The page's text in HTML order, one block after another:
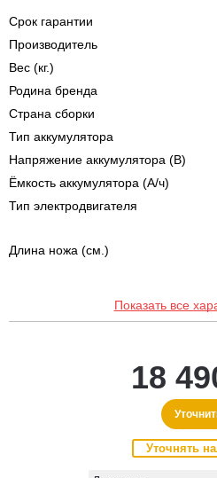
Срок гарантии
Производитель
Вес (кг.)
Родина бренда
Страна сборки
Тип аккумулятора
Напряжение аккумулятора (В)
Ёмкость аккумулятора (А/ч)
Тип электродвигателя
Длина ножа (cм.)
Показать все
18
Уточнять